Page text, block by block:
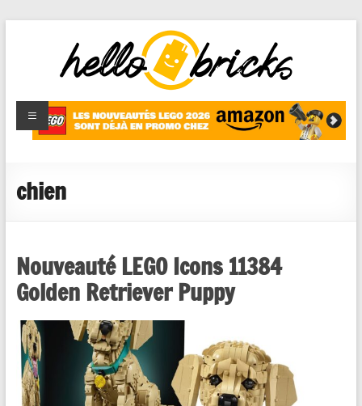
HelloBricks
Blog LEGO,
nouveaut�s
reviews
chien
Nouveauté LEGO Icons 11384
Golden Retriever Puppy